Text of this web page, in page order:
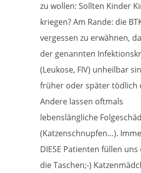
zu wollen: Sollten Kinder
kriegen? Am Rande: die
vergessen zu erwähnen,
der genannten
(Leukose, FIV) unheilbar
früher oder später tödlich
Andere lassen oftmals
lebenslängliche
(Katzenschnupfen…).
DIESE Patienten füllen
die Taschen;-)